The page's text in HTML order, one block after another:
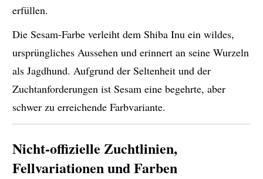
erfüllen.
Die Sesam-Farbe verleiht dem Shiba Inu ein wildes,
ursprüngliches Aussehen und erinnert an seine Wurzeln
als Jagdhund. Aufgrund der Seltenheit und der
Zuchtanforderungen ist Sesam eine begehrte, aber
schwer zu erreichende Farbvariante.
Nicht-offizielle Zuchtlinien,
Fellvariationen und Farben